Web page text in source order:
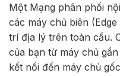
Một Mạng phân phối
các máy chủ biên
trí địa lý trên toàn cầu.
của bạn từ máy chủ
kết nối đến máy chủ